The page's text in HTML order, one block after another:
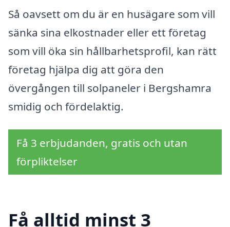
Så oavsett om du är en husägare som vill
sänka sina elkostnader eller ett företag
som vill öka sin hållbarhetsprofil, kan rätt
företag hjälpa dig att göra den
övergången till solpaneler i Bergshamra
smidig och fördelaktig.
Få 3 erbjudanden, gratis och utan
förpliktelser
Få alltid minst 3